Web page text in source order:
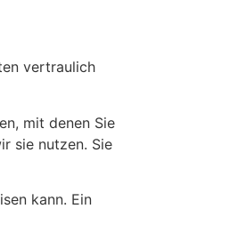
vertraulich
mit denen Sie
sie nutzen. Sie
kann. Ein